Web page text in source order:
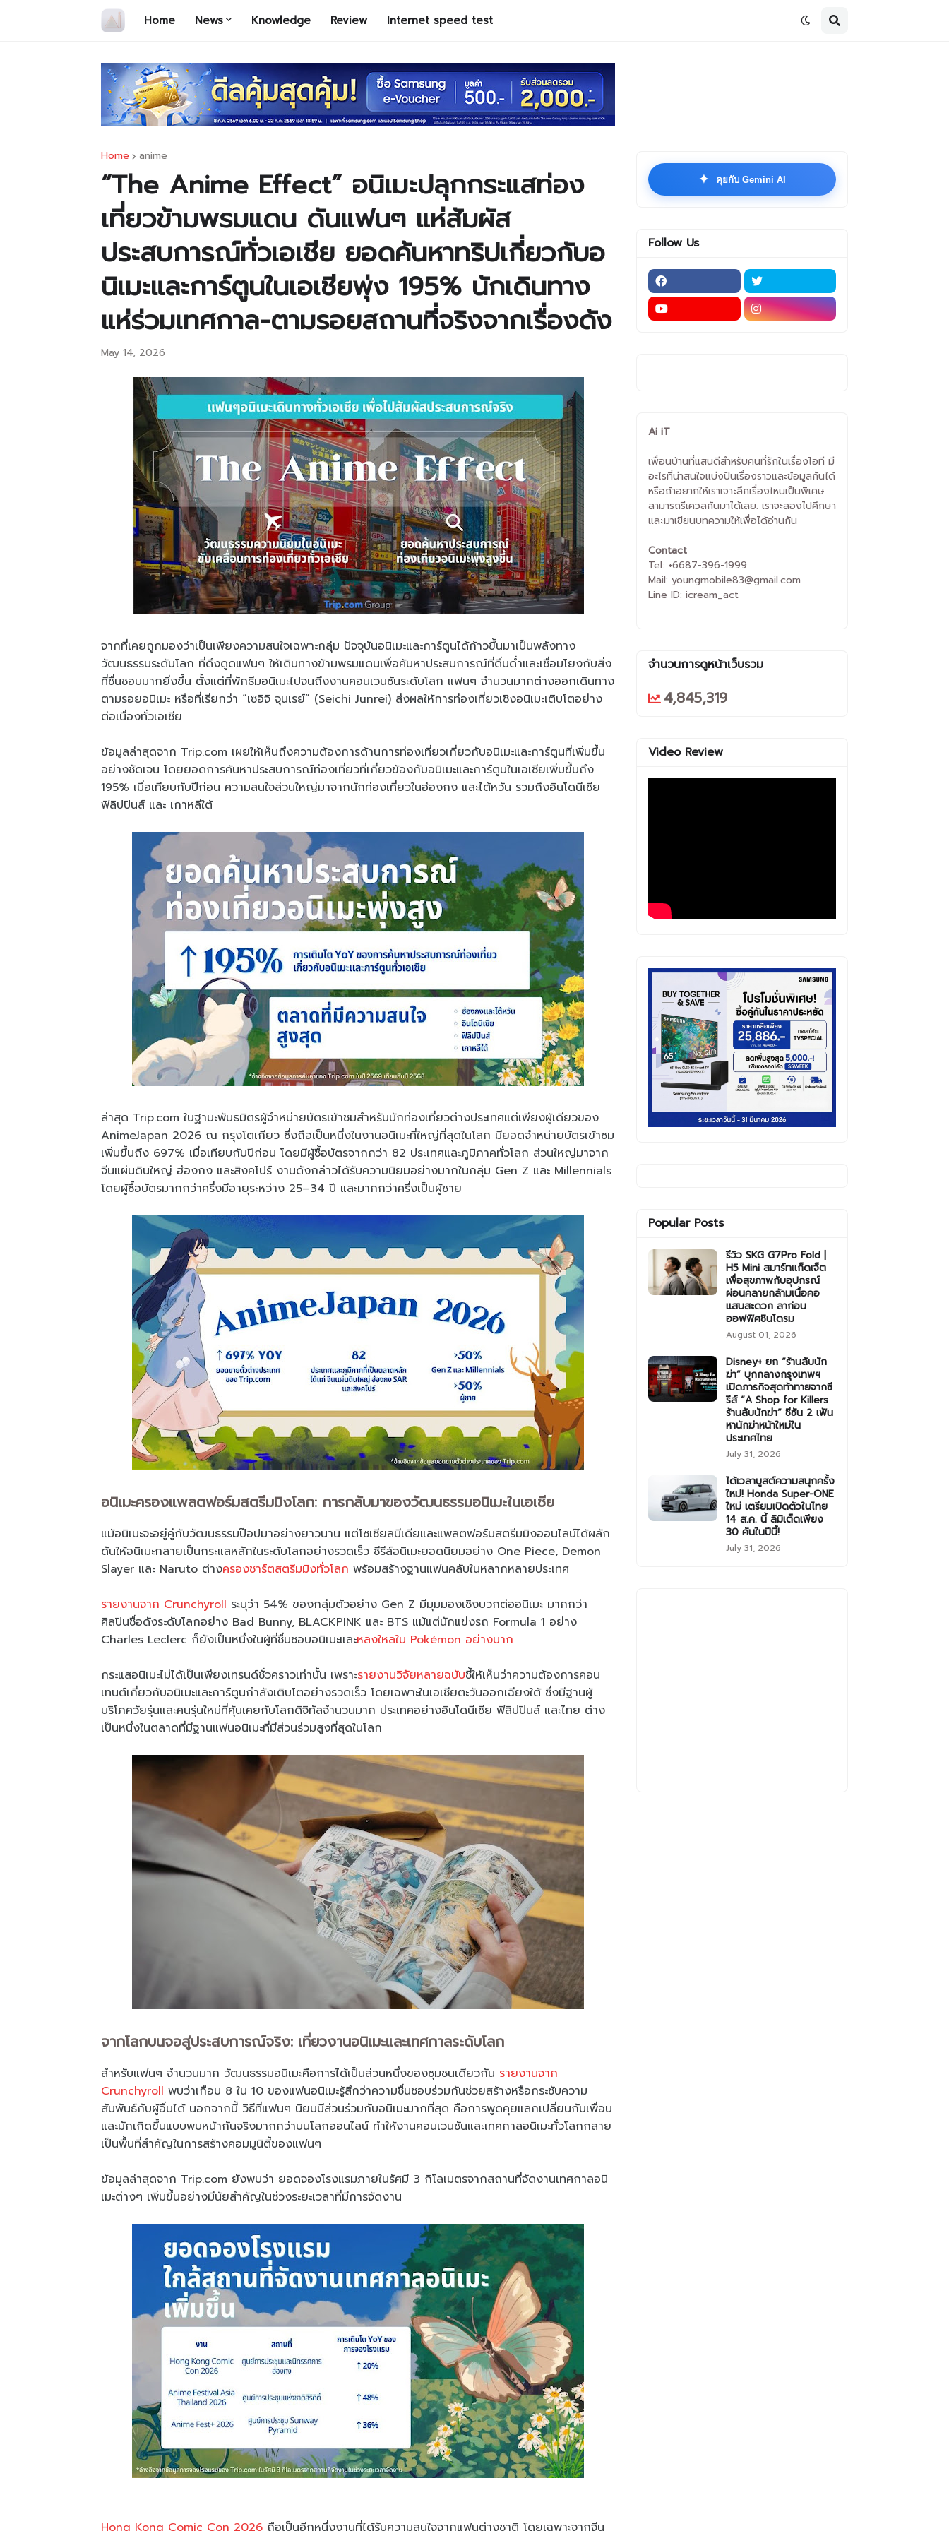
Home News Knowledge Review Internet speed test
Home anime
“The Anime Effect” อนิเมะปลุกกระแสท่อง
เที่ยวข้ามพรมแดน ดันแฟนๆ แห่สัมผัส
ประสบการณ์ทั่วเอเชีย ยอดค้นหาทริปเกี่ยวกับอ
นิเมะและการ์ตูนในเอเชียพุ่ง 195% นักเดินทาง
แห่ร่วมเทศกาล-ตามรอยสถานที่จริงจากเรื่องดัง
May 14, 2026
จากที่เคยถูกมองว่าเป็นเพียงความสนใจเฉพาะกลุ่ม ปัจจุบันอนิเมะและการ์ตูนได้ก้าวขึ้นมาเป็นพลังทาง
วัฒนธรรมระดับโลก ที่ดึงดูดแฟนๆ ให้เดินทางข้ามพรมแดนเพื่อค้นหาประสบการณ์ที่ดื่มด่ำและเชื่อมโยงกับสิ่ง
ที่ชื่นชอบมากยิ่งขึ้น ตั้งแต่ที่พักธีมอนิเมะไปจนถึงงานคอนเวนชันระดับโลก แฟนๆ จำนวนมากต่างออกเดินทาง
ตามรอยอนิเมะ หรือที่เรียกว่า “เซอิจิ จุนเรย์” (Seichi Junrei) ส่งผลให้การท่องเที่ยวเชิงอนิเมะเติบโตอย่าง
ต่อเนื่องทั่วเอเชีย
ข้อมูลล่าสุดจาก Trip.com เผยให้เห็นถึงความต้องการด้านการท่องเที่ยวเกี่ยวกับอนิเมะและการ์ตูนที่เพิ่มขึ้น
อย่างชัดเจน โดยยอดการค้นหาประสบการณ์ท่องเที่ยวที่เกี่ยวข้องกับอนิเมะและการ์ตูนในเอเชียเพิ่มขึ้นถึง
195% เมื่อเทียบกับปีก่อน ความสนใจส่วนใหญ่มาจากนักท่องเที่ยวในฮ่องกง และไต้หวัน รวมถึงอินโดนีเซีย
ฟิลิปปินส์ และ เกาหลีใต้
ล่าสุด Trip.com ในฐานะพันธมิตรผู้จำหน่ายบัตรเข้าชมสำหรับนักท่องเที่ยวต่างประเทศแต่เพียงผู้เดียวของ
AnimeJapan 2026 ณ กรุงโตเกียว ซึ่งถือเป็นหนึ่งในงานอนิเมะที่ใหญ่ที่สุดในโลก มียอดจำหน่ายบัตรเข้าชม
เพิ่มขึ้นถึง 697% เมื่อเทียบกับปีก่อน โดยมีผู้ซื้อบัตรจากกว่า 82 ประเทศและภูมิภาคทั่วโลก ส่วนใหญ่มาจาก
จีนแผ่นดินใหญ่ ฮ่องกง และสิงคโปร์ งานดังกล่าวได้รับความนิยมอย่างมากในกลุ่ม Gen Z และ Millennials
โดยผู้ซื้อบัตรมากกว่าครึ่งมีอายุระหว่าง 25–34 ปี และมากกว่าครึ่งเป็นผู้ชาย
อนิเมะครองแพลตฟอร์มสตรีมมิงโลก: การกลับมาของวัฒนธรรมอนิเมะในเอเชีย
แม้อนิเมะจะอยู่คู่กับวัฒนธรรมป๊อปมาอย่างยาวนาน แต่โซเชียลมีเดียและแพลตฟอร์มสตรีมมิงออนไลน์ได้ผลัก
ดันให้อนิเมะกลายเป็นกระแสหลักในระดับโลกอย่างรวดเร็ว ซีรีส์อนิเมะยอดนิยมอย่าง One Piece, Demon
Slayer และ Naruto ต่างครองชาร์ตสตรีมมิงทั่วโลก พร้อมสร้างฐานแฟนคลับในหลากหลายประเทศ
รายงานจาก Crunchyroll ระบุว่า 54% ของกลุ่มตัวอย่าง Gen Z มีมุมมองเชิงบวกต่ออนิเมะ มากกว่า
ศิลปินชื่อดังระดับโลกอย่าง Bad Bunny, BLACKPINK และ BTS แม้แต่นักแข่งรถ Formula 1 อย่าง
Charles Leclerc ก็ยังเป็นหนึ่งในผู้ที่ชื่นชอบอนิเมะและหลงใหลใน Pokémon อย่างมาก
กระแสอนิเมะไม่ได้เป็นเพียงเทรนด์ชั่วคราวเท่านั้น เพราะรายงานวิจัยหลายฉบับชี้ให้เห็นว่าความต้องการคอน
เทนต์เกี่ยวกับอนิเมะและการ์ตูนกำลังเติบโตอย่างรวดเร็ว โดยเฉพาะในเอเชียตะวันออกเฉียงใต้ ซึ่งมีฐานผู้
บริโภควัยรุ่นและคนรุ่นใหม่ที่คุ้นเคยกับโลกดิจิทัลจำนวนมาก ประเทศอย่างอินโดนีเซีย ฟิลิปปินส์ และไทย ต่าง
เป็นหนึ่งในตลาดที่มีฐานแฟนอนิเมะที่มีส่วนร่วมสูงที่สุดในโลก
จากโลกบนจอสู่ประสบการณ์จริง: เที่ยวงานอนิเมะและเทศกาลระดับโลก
สำหรับแฟนๆ จำนวนมาก วัฒนธรรมอนิเมะคือการได้เป็นส่วนหนึ่งของชุมชนเดียวกัน รายงานจาก
Crunchyroll พบว่าเกือบ 8 ใน 10 ของแฟนอนิเมะรู้สึกว่าความชื่นชอบร่วมกันช่วยสร้างหรือกระชับความ
สัมพันธ์กับผู้อื่นได้ นอกจากนี้ วิธีที่แฟนๆ นิยมมีส่วนร่วมกับอนิเมะมากที่สุด คือการพูดคุยแลกเปลี่ยนกับเพื่อน
และมักเกิดขึ้นแบบพบหน้ากันจริงมากกว่าบนโลกออนไลน์ ทำให้งานคอนเวนชันและเทศกาลอนิเมะทั่วโลกกลาย
เป็นพื้นที่สำคัญในการสร้างคอมมูนิตี้ของแฟนๆ
ข้อมูลล่าสุดจาก Trip.com ยังพบว่า ยอดจองโรงแรมภายในรัศมี 3 กิโลเมตรจากสถานที่จัดงานเทศกาลอนิ
เมะต่างๆ เพิ่มขึ้นอย่างมีนัยสำคัญในช่วงระยะเวลาที่มีการจัดงาน
Hong Kong Comic Con 2026 ถือเป็นอีกหนึ่งงานที่ได้รับความสนใจจากแฟนต่างชาติ โดยเฉพาะจากจีน
✦ คุยกับ Gemini AI
Follow Us
Ai iT
เพื่อนบ้านที่แสนดีสำหรับคนที่รักในเรื่องไอที มี
อะไรที่น่าสนใจแบ่งปันเรื่องราวและข้อมูลกันได้
หรือถ้าอยากให้เราเจาะลึกเรื่องไหนเป็นพิเศษ
สามารถรีเควสกันมาได้เลย. เราจะลองไปศึกษา
และมาเขียนบทความให้เพื่อได้อ่านกัน
Contact
Tel: +6687-396-1999
Mail: youngmobile83@gmail.com
Line ID: icream_act
จำนวนการดูหน้าเว็บรวม
4,845,319
Video Review
Popular Posts
รีวิว SKG G7Pro Fold |
H5 Mini สมาร์ทแก็ดเจ็ต
เพื่อสุขภาพกับอุปกรณ์
ผ่อนคลายกล้ามเนื้อคอ
แสนสะดวก ลาก่อน
ออฟฟิศซินโดรม
August 01, 2026
Disney+ ยก “ร้านลับนัก
ฆ่า” บุกกลางกรุงเทพฯ
เปิดภารกิจสุดท้าทายจากซี
รีส์ “A Shop for Killers
ร้านลับนักฆ่า” ซีซัน 2 เฟ้น
หานักฆ่าหน้าใหม่ใน
ประเทศไทย
July 31, 2026
ได้เวลาบูสต์ความสนุกครั้ง
ใหม่! Honda Super-ONE
ใหม่ เตรียมเปิดตัวในไทย
14 ส.ค. นี้ ลิมิเต็ดเพียง
30 คันในปีนี้!
July 31, 2026